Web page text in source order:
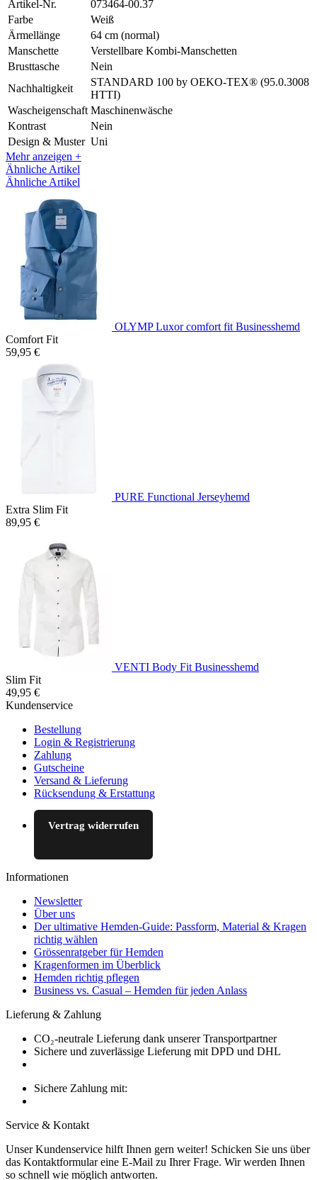
Artikel-Nr.
073464-00.37
Farbe
Weiß
Ärmellänge
64 cm (normal)
Manschette
Verstellbare Kombi-Manschetten
Brusttasche
Nein
Nachhaltigkeit
STANDARD 100 by OEKO-TEX® (95.0.3008
HTTI)
Wascheigenschaft Maschinenwäsche
Kontrast
Nein
Design & Muster Uni
Mehr anzeigen +
Ähnliche Artikel
Ähnliche Artikel
OLYMP Luxor comfort fit Businesshemd
Comfort Fit
59,95 €
PURE Functional Jerseyhemd
Extra Slim Fit
89,95 €
VENTI Body Fit Businesshemd
Slim Fit
49,95 €
Kundenservice
Bestellung
Login & Registrierung
Zahlung
Gutscheine
Versand & Lieferung
Rücksendung & Erstattung
Vertrag widerrufen
Informationen
Newsletter
Über uns
Der ultimative Hemden-Guide: Passform, Material & Kragen
richtig wählen
Grössenratgeber für Hemden
Kragenformen im Überblick
Hemden richtig pflegen
Business vs. Casual – Hemden für jeden Anlass
Lieferung & Zahlung
CO₂-neutrale Lieferung dank unserer Transportpartner
Sichere und zuverlässige Lieferung mit DPD und DHL
Sichere Zahlung mit:
Service & Kontakt
Unser Kundenservice hilft Ihnen gern weiter! Schicken Sie uns über
das Kontaktformular eine E-Mail zu Ihrer Frage. Wir werden Ihnen
so schnell wie möglich antworten.